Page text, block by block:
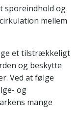
sporeindhold og
mellem
et tilstrækkeligt
og beskytte
Ved at følge
og
mange